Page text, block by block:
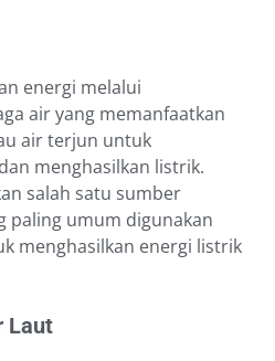
energi melalui
air yang memanfaatkan
air terjun untuk
menghasilkan listrik.
salah satu sumber
paling umum digunakan
menghasilkan energi listrik
Laut